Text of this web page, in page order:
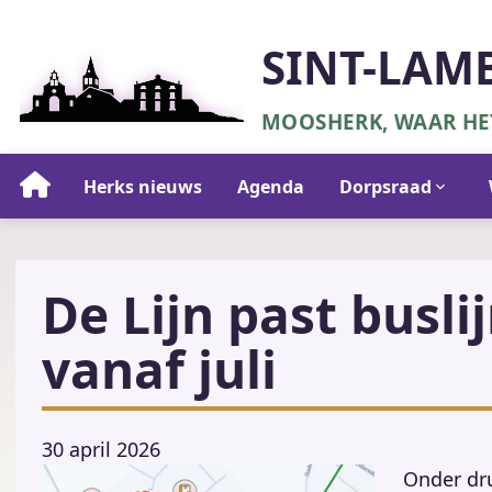
gaan
SINT-
MOOSHERK, WAAR
Hoofdnavigatie
Herks nieuws Agenda Dorpsraad
De Lijn past
vanaf juli
30 april 2026
Onder